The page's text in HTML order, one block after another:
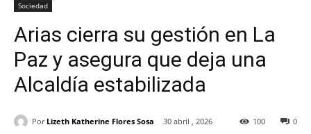
Sociedad
Arias cierra su gestión en La
Paz y asegura que deja una
Alcaldía estabilizada
Por Lizeth Katherine Flores Sosa 30 abril , 2026 0
100